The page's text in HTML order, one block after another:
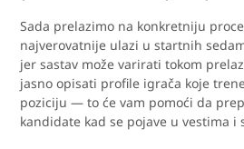
Sada prelazimo na konkretniju
najverovatnije ulazi u startnih
jer sastav može varirati tokom
jasno opisati profile igrača koje
poziciju — to će vam pomoći da
kandidate kad se pojave u vestima i